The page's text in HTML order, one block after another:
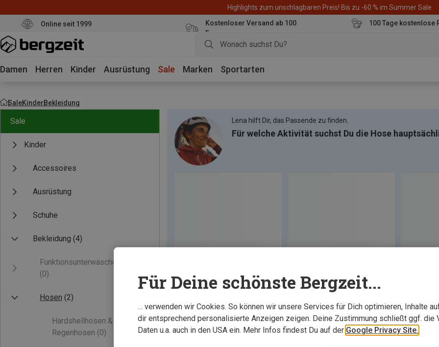
Highlights zum unschlagbaren Preis! Bis zu -60 % im Summer Sale
Online seit 1999
Kostenloser Versand ab 100
Euro
100 Tage kostenlose
Damen Herren Kinder Ausrüstung Sale Marken Sportarten
SaleKinderBekleidung
Sale
Kinder
Accessoires
Ausrüstung
Schuhe
Bekleidung (4)
Funktionsunterwäsche
(0)
Hosen (2)
Hardshellhosen &
Regenhosen (0)
Lena hilft Dir, das Passende zu finden.
Für welche Aktivität suchst Du die Hose
Für Deine schönste Bergzeit...
… verwenden wir Cookies. So können wir unsere Services für Dich optimieren, Inhalte
dir entsprechend personalisierte Anzeigen zeigen. Deine Zustimmung schließt ggf. die
Daten u.a. auch in den USA ein. Mehr Infos findest Du auf der Google Privacy Site.